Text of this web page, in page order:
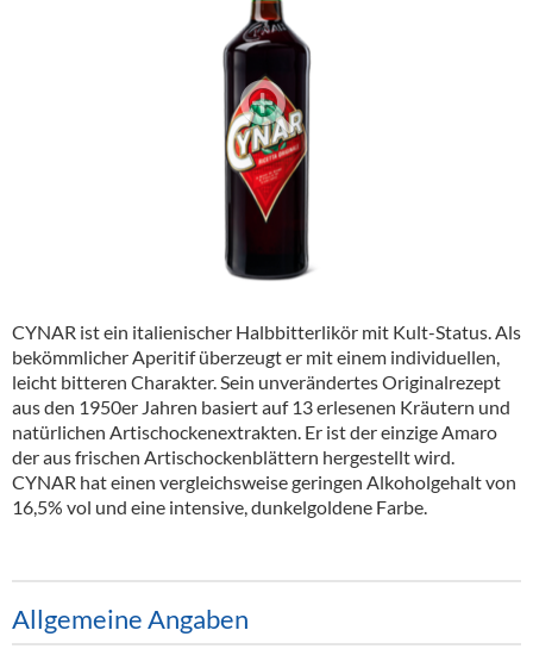
CYNAR ist ein italienischer Halbbitterlikör mit Kult-Status. Als
bekömmlicher Aperitif überzeugt er mit einem individuellen,
leicht bitteren Charakter. Sein unverändertes Originalrezept
aus den 1950er Jahren basiert auf 13 erlesenen Kräutern und
natürlichen Artischockenextrakten. Er ist der einzige Amaro
der aus frischen Artischockenblättern hergestellt wird.
CYNAR hat einen vergleichsweise geringen Alkoholgehalt von
16,5% vol und eine intensive, dunkelgoldene Farbe.
Allgemeine Angaben